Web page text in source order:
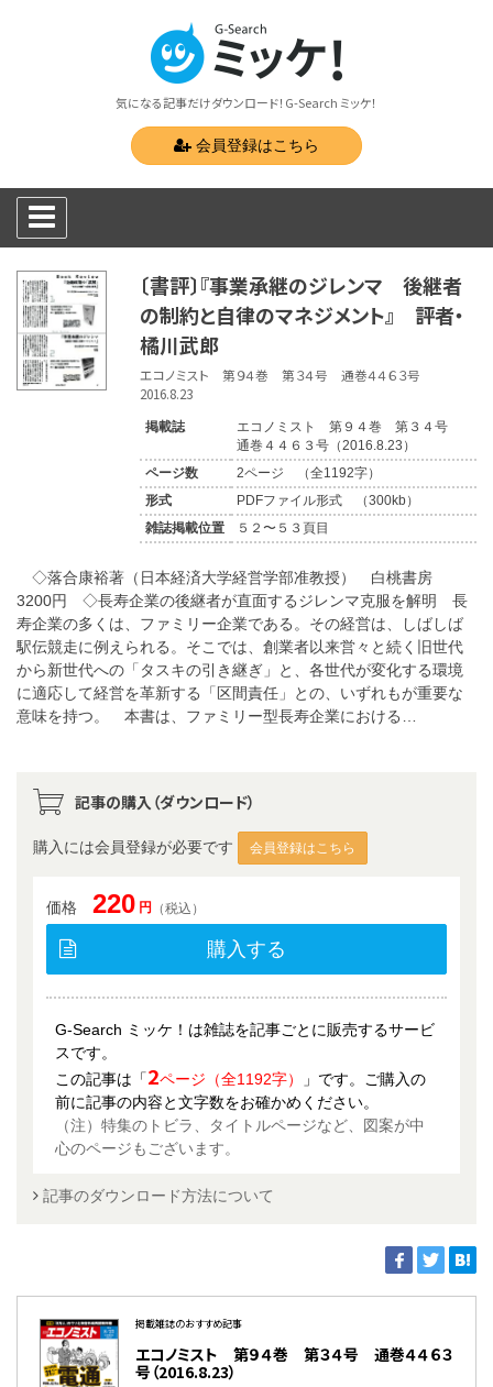
気になる記事だけダウンロード！G-Search ミッケ！
会員登録はこちら
〔書評〕『事業承継のジレンマ 後継者
の制約と自律のマネジメント』 評者・
橘川武郎
エコノミスト 第９４巻 第３４号 通巻４４６３号
2016.8.23
掲載誌
エコノミスト 第９４巻 第３４号
通巻４４６３号（2016.8.23）
ページ数
2ページ （全1192字）
形式
PDFファイル形式 （300kb）
雑誌掲載位置
５２〜５３頁目
◇落合康裕著（日本経済大学経営学部准教授） 白桃書房
3200円 ◇長寿企業の後継者が直面するジレンマ克服を解明 長
寿企業の多くは、ファミリー企業である。その経営は、しばしば
駅伝競走に例えられる。そこでは、創業者以来営々と続く旧世代
から新世代への「タスキの引き継ぎ」と、各世代が変化する環境
に適応して経営を革新する「区間責任」との、いずれもが重要な
意味を持つ。 本書は、ファミリー型長寿企業における…
記事の購入（ダウンロード）
購入には会員登録が必要です 会員登録はこちら
価格 220 円 （税込）
購入する
G-Search ミッケ！は雑誌を記事ごとに販売するサービ
スです。
この記事は「2ページ（全1192字）
」です。ご購入の
前に記事の内容と文字数をお確かめください。
（注）特集のトビラ、タイトルページなど、図案が中
心のページもございます。
記事のダウンロード方法について
掲載雑誌のおすすめ記事
エコノミスト 第９４巻 第３４号 通巻４４６３
号（2016.8.23）